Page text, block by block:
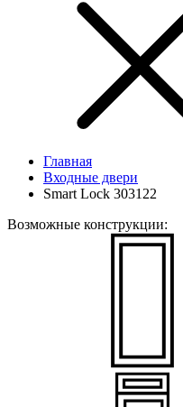
Главная
Входные двери
Smart Lock 303122
Возможные конструкции: